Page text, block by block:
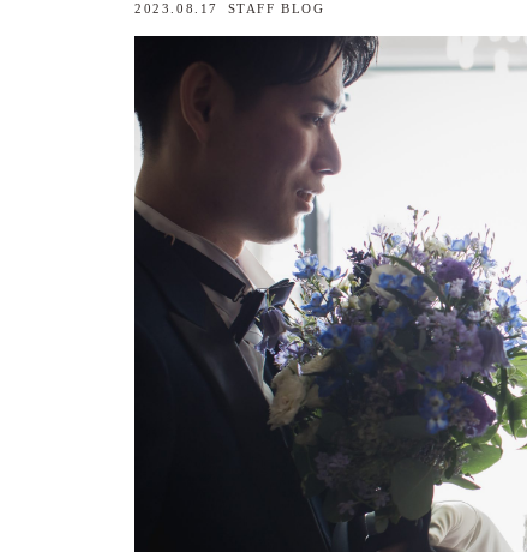
2023.08.17 STAFF BLOG